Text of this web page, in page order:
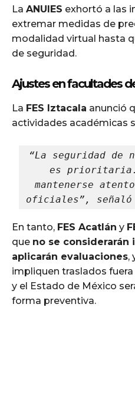
La ANUIES exhortó a las
extremar medidas de
modalidad virtual hasta
de seguridad.
Ajustes en facultades
La FES Iztacala anunció
actividades académicas
“La seguridad de
es prioritaria.
mantenerse
oficiales”, señaló
En tanto, FES Acatlán y
que no se considerarán
aplicarán evaluaciones,
impliquen traslados
y el Estado de México
forma preventiva.